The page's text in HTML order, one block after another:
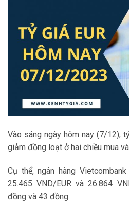
Vào sáng ngày hôm nay (7/12),
giảm đồng loạt ở hai chiều mua
Cụ thể,ngân hàng Vietcombank
25.465 VND/EUR và 26.864
đồng và 43 đồng.